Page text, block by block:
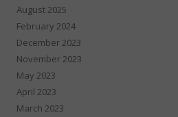
August 2025
February 2024
December 2023
November 2023
May 2023
April 2023
March 2023